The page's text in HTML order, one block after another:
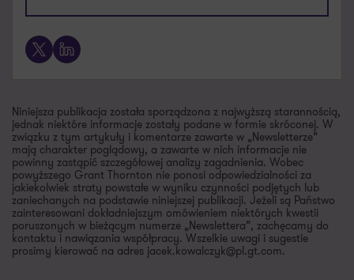
X LinkedIn
Niniejsza publikacja została sporządzona z najwyższą starannością,
jednak niektóre informacje zostały podane w formie skróconej. W
związku z tym artykuły i komentarze zawarte w „Newsletterze”
mają charakter poglądowy, a zawarte w nich informacje nie
powinny zastąpić szczegółowej analizy zagadnienia. Wobec
powyższego Grant Thornton nie ponosi odpowiedzialności za
jakiekolwiek straty powstałe w wyniku czynności podjętych lub
zaniechanych na podstawie niniejszej publikacji. Jeżeli są Państwo
zainteresowani dokładniejszym omówieniem niektórych kwestii
poruszonych w bieżącym numerze „Newslettera”, zachęcamy do
kontaktu i nawiązania współpracy. Wszelkie uwagi i sugestie
prosimy kierować na adres jacek.kowalczyk@pl.gt.com.